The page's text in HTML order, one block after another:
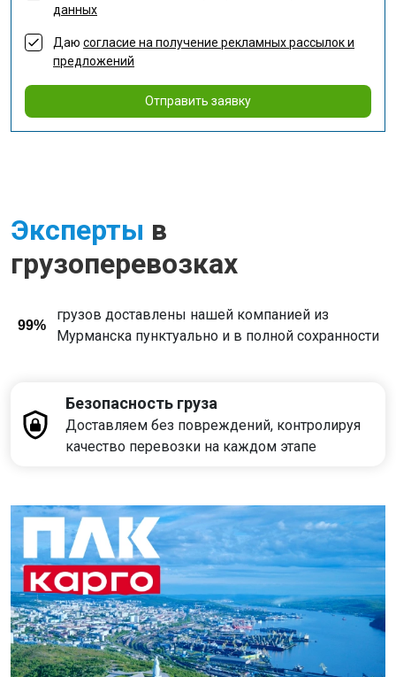
данных
Даю согласие на получение рекламных рассылок и
предложений
Отправить заявку
Эксперты в
грузоперевозках
99%
грузов доставлены нашей компанией из
Мурманска пунктуально и в полной сохранности
Безопасность груза
Доставляем без повреждений, контролируя
качество перевозки на каждом этапе